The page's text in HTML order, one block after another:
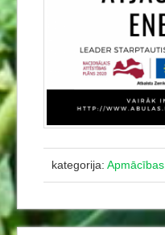
kategorija: Apmācības,